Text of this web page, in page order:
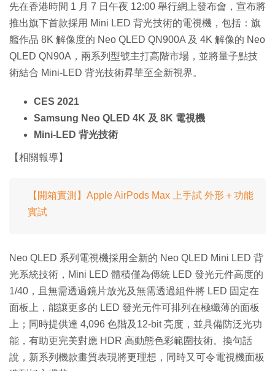
先在香港時間 1 月 7 日午夜 12:00 舉行網上發布會，宣布將
推出旗下首款採用 Mini LED 背光技術的電視機，包括：旗
艦作品 8K 解像度的 Neo QLED QN900A 及 4K 解像的 Neo
QLED QN90A，兩系列型號主打高階市場，並將量子點技
術結合 Mini-LED 背光技術昇華至全新視界。
CES 2021
Samsung Neo QLED 4K 及 8K 電視機
Mini-LED 背光技術
【相關報導】
【開箱實測】Apple AirPods Max 上手試 外形＋功能
實試
Neo QLED 系列電視機採用全新的 Neo QLED Mini LED 背
光系統技術，Mini LED 體積僅為傳統 LED 發光元件高度的
1/40，且無需透過鏡片放光及無需透過組件將 LED 固定在
面板上，能讓更多的 LED 發光元件可排列在極纖薄的面板
上；同時提供達 4,096 色階及12-bit 亮度，並具備防泛光功
能，有助更完美對應 HDR 高動態色彩範圍技術。換句話
說，新系列機款畫質表現將更理想，同時又可令電視機面板